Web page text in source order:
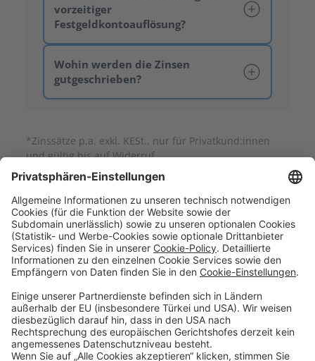
Kapital wiederveranlagen
Es werden die Ihnen
zustehenden Zinsen auf Ihr
Stammkonto übertragen. Das
Kapital wird für die gleiche
Laufzeit mit dem zum Zeitpunkt
der Fälligkeit gültigen Zinssatz
wiederveranlagt.
Filialen
vorzeitiger
Festgeldkontoauflösung?
Wohin werden die Zinsen
gutgeschrieben?
*Zinssätze p.a. exkl. KESt., nur für Privatkund:innen
und gültig bis auf Widerruf.
**Zinssatz p.a. gültig von 01.08. bis 31.08.2026.
Sparen & FinanzierenFirmenkundenDigitale Services
Priority Banking
Über UnsKarrierePresseImpressumBlog
SEPA-Echtzeitüberweisung
Geschäftsbedingungen Einlagensicherung DatenschutzhinweiseWhistleblowing
Cookie-Einstellungen